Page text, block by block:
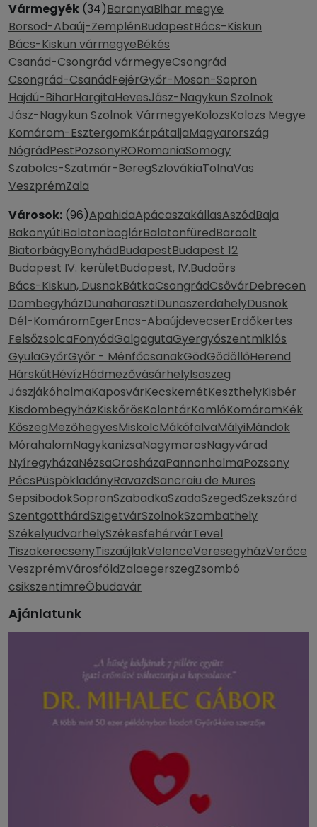
Vármegyék (34)BaranyaBihar megye
Borsod-Abaúj-ZemplénBudapestBács-Kiskun
Bács-Kiskun vármegyeBékés
Csanád-Csongrád vármegyeCsongrád
Csongrád-CsanádFejérGyőr-Moson-Sopron
Hajdú-BiharHargitaHevesJász-Nagykun Szolnok
Jász-Nagykun Szolnok VármegyeKolozsKolozs Megye
Komárom-EsztergomKárpátaljaMagyarország
NógrádPestPozsonyRORomaniaSomogy
Szabolcs-Szatmár-BeregSzlovákiaTolnaVas
VeszprémZala
Városok: (96)ApahidaApácaszakállasAszódBaja
BakonyútiBalatonboglárBalatonfüredBaraolt
BiatorbágyBonyhádBudapestBudapest 12
Budapest IV. kerületBudapest, IV.Budaörs
Bács-Kiskun, DusnokBátkaCsongrádCsővárDebrecen
DombegyházDunaharasztiDunaszerdahelyDusnok
Dél-KomáromEgerEncs-AbaújdevecserErdőkertes
FelsőzsolcaFonyódGalgagutaGyergyószentmiklós
GyulaGyőrGyőr - MénfőcsanakGödGödöllőHerend
HárskútHévízHódmezővásárhelyIsaszeg
JászjákóhalmaKaposvárKecskemétKeszthelyKisbér
KisdombegyházKiskőrösKolontárKomlóKomáromKék
KőszegMezőhegyesMiskolcMákófalvaMályiMándok
MórahalomNagykanizsaNagymarosNagyvárad
NyíregyházaNézsaOrosházaPannonhalmaPozsony
PécsPüspökladányRavazdSancraiu de Mures
SepsibodokSopronSzabadkaSzadaSzegedSzekszárd
SzentgotthárdSzigetvárSzolnokSzombathely
SzékelyudvarhelySzékesfehérvárTevel
TiszakerecsenyTiszaújlakVelenceVeresegyházVerőce
VeszprémVárosföldZalaegerszegZsombó
csikszentimreÓbudavár
Ajánlatunk